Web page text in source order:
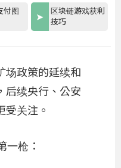
付图
区块链游戏获利
技巧
场政策的延续和
后续央行、公安
受关注。
一枪：